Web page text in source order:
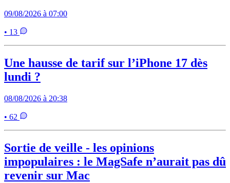
09/08/2026 à 07:00
• 13
Une hausse de tarif sur l’iPhone 17 dès
lundi ?
08/08/2026 à 20:38
• 62
Sortie de veille - les opinions
impopulaires : le MagSafe n’aurait pas dû
revenir sur Mac